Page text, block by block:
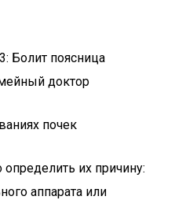
почек
их причину:
аппарата или